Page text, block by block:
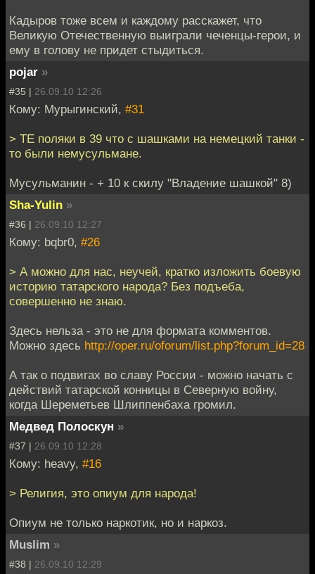
Кадыров тоже всем и каждому расскажет, что
Великую Отечественную выиграли чеченцы-герои, и
ему в голову не придет стыдиться.
pojar »
#35 | 26.09.10 12:26
Кому: Мурыгинский, #31
> ТЕ поляки в 39 что с шашками на немецкий танки -
то были немусульмане.
Мусульманин - + 10 к скилу "Владение шашкой" 8)
Sha-Yulin »
#36 | 26.09.10 12:27
Кому: bqbr0, #26
> А можно для нас, неучей, кратко изложить боевую
историю татарского народа? Без подъеба,
совершенно не знаю.
Здесь нельза - это не для формата комментов.
Можно здесь http://oper.ru/oforum/list.php?forum_id=28
А так о подвигах во славу России - можно начать с
действий татарской конницы в Северную войну,
когда Шереметьев Шлиппенбаха громил.
Медвед Полоскун »
#37 | 26.09.10 12:28
Кому: heavy, #16
> Религия, это опиум для народа!
Опиум не только наркотик, но и наркоз.
Muslim »
#38 | 26.09.10 12:29